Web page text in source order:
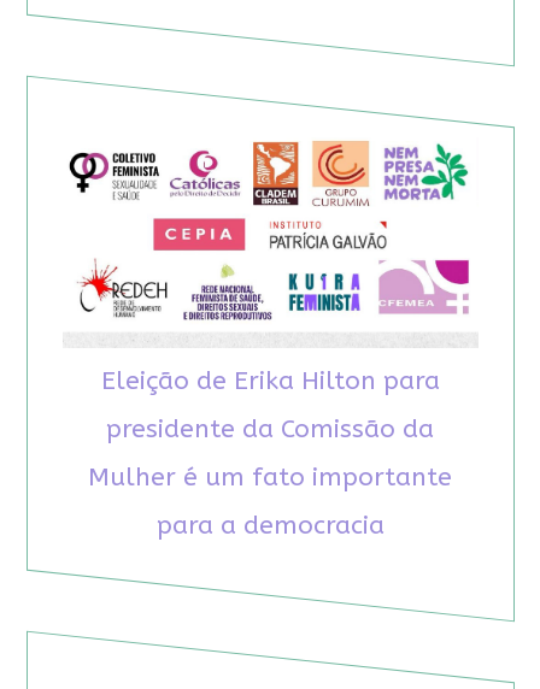
Eleição de Erika Hilton para
presidente da Comissão da
Mulher é um fato importante
para a democracia